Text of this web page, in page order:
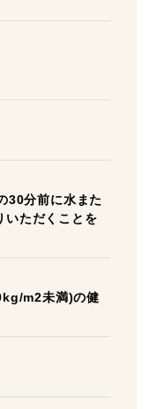
30分前に水また
いただくことを
m2未満)の健